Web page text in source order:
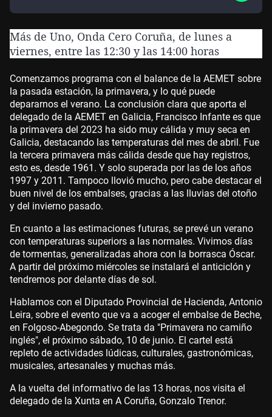
Más de Uno, Onda Cero Coruña, de lunes a
viernes, entre las 12:30 y las 14:00 horas
Comenzamos programa con el balance de la AEMET sobre
la pasada estación, la primavera, y lo qué puede
depararnos el verano. La conclusión clara que aporta el
delegado de la AEMET en Galicia, Francisco Infante es que
la primavera del 2023 ha sido muy cálida y muy seca en
Galicia, destacando las temperaturas del mes de abril. Fue
la tercera primavera más cálida desde que hay registros,
esto es, desde 1961. Y solo superada por las de los años
1997 y 2011. Tampoco llovió mucho, pero cabe destacar el
buen nivel de los embalses, gracias a las lluvias del otoño
y del invierno pasado.
En cuanto a las estimaciones futuras, se prevé un verano
con temperaturas superiors a las normales. Vivimos días
de tormentas, generalizadas ahora con la borrasca Óscar.
A partir del próximo miércoles se instalará el anticiclón y
tendremos por delante días de sol.
Hablamos con el Diputado Provincial de Hacienda, Antonio
Leira, sobre el evento que va a acoger el embalse de Beche,
en Folgoso-Abegondo. Se trata da "Primavera no camiño
inglés", el próximo sábado, 10 de junio. El cartel está
repleto de actividades lúdicas, culturales, gastronómicas,
musicales, artesanales y muchas más.
A la vuelta del informativo de las 13 horas, nos visita el
delegado de la Xunta en A Coruña, Gonzalo Trenor.